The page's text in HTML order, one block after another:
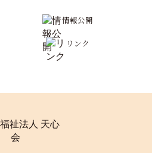
情報公開
リンク